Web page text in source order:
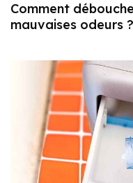
Comment
mauvaises odeurs ?